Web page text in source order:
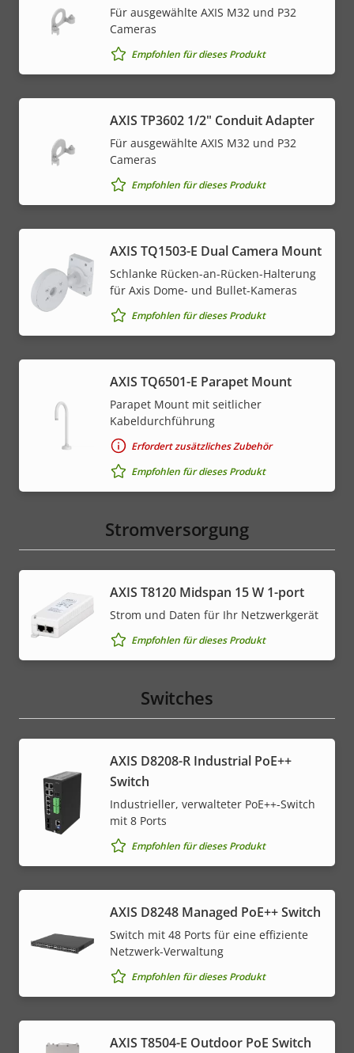
Für ausgewählte AXIS M32 und P32
Cameras
Empfohlen für dieses Produkt
AXIS TP3602 1/2" Conduit Adapter
Für ausgewählte AXIS M32 und P32
Cameras
Empfohlen für dieses Produkt
AXIS TQ1503-E Dual Camera Mount
Schlanke Rücken-an-Rücken-Halterung
für Axis Dome- und Bullet-Kameras
Empfohlen für dieses Produkt
AXIS TQ6501-E Parapet Mount
Parapet Mount mit seitlicher
Kabeldurchführung
Erfordert zusätzliches Zubehör
Empfohlen für dieses Produkt
Stromversorgung
AXIS T8120 Midspan 15 W 1-port
Strom und Daten für Ihr Netzwerkgerät
Empfohlen für dieses Produkt
Switches
AXIS D8208-R Industrial PoE++
Switch
Industrieller, verwalteter PoE++-Switch
mit 8 Ports
Empfohlen für dieses Produkt
AXIS D8248 Managed PoE++ Switch
Switch mit 48 Ports für eine effiziente
Netzwerk-Verwaltung
Empfohlen für dieses Produkt
AXIS T8504-E Outdoor PoE Switch